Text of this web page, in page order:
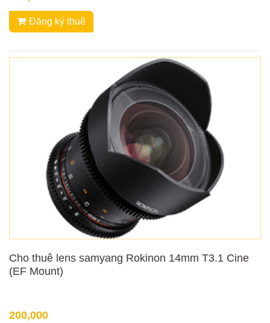
Đăng ký thuê
Cho thuê lens samyang Rokinon 14mm T3.1 Cine
(EF Mount)
200,000